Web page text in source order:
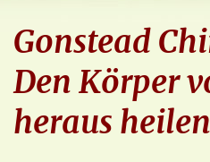
Gonstead
Den Körper
heraus heilen